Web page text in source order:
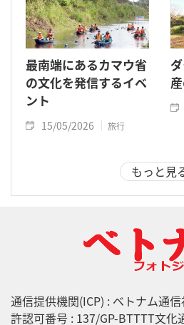
最南端にあるカマウ省
の文化を発信するイベ
ント
15/05/2026 旅行
もっと見
通信提供機関(ICP) : ベトナム通
許認可番号 : 137/GP-BTTTT文化